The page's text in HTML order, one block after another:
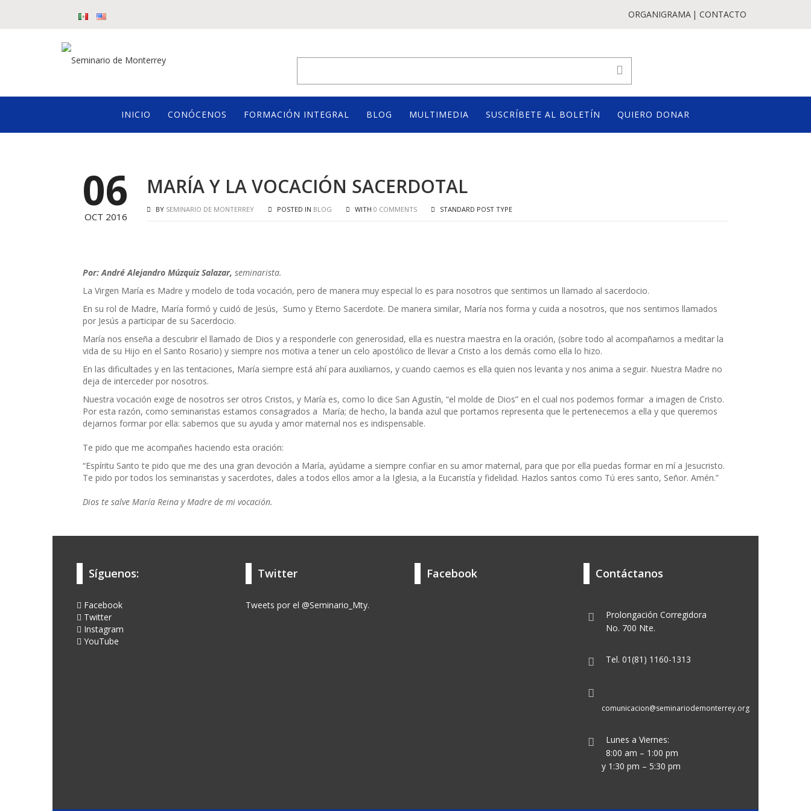
ORGANIGRAMA CONTACTO
INICIO CONÓCENOS FORMACIÓN INTEGRAL BLOG MULTIMEDIA SUSCRÍBETE AL BOLETÍN QUIERO DONAR
06
OCT 2016
MARÍA Y LA VOCACIÓN SACERDOTAL
BY SEMINARIO DE MONTERREY POSTED IN BLOG WITH 0 COMMENTS STANDARD POST TYPE
Por: André Alejandro Múzquiz Salazar, seminarista.
La Virgen María es Madre y modelo de toda vocación, pero de manera muy especial lo es para nosotros que sentimos un llamado al sacerdocio.
En su rol de Madre, María formó y cuidó de Jesús, Sumo y Eterno Sacerdote. De manera similar, María nos forma y cuida a nosotros, que nos sentimos llamados
por Jesús a participar de su Sacerdocio.
María nos enseña a descubrir el llamado de Dios y a responderle con generosidad, ella es nuestra maestra en la oración, (sobre todo al acompañarnos a meditar la
vida de su Hijo en el Santo Rosario) y siempre nos motiva a tener un celo apostólico de llevar a Cristo a los demás como ella lo hizo.
En las dificultades y en las tentaciones, María siempre está ahí para auxiliarnos, y cuando caemos es ella quien nos levanta y nos anima a seguir. Nuestra Madre no
deja de interceder por nosotros.
Nuestra vocación exige de nosotros ser otros Cristos, y María es, como lo dice San Agustín, “el molde de Dios” en el cual nos podemos formar a imagen de Cristo.
Por esta razón, como seminaristas estamos consagrados a María; de hecho, la banda azul que portamos representa que le pertenecemos a ella y que queremos
dejarnos formar por ella: sabemos que su ayuda y amor maternal nos es indispensable.
Te pido que me acompañes haciendo esta oración:
“Espíritu Santo te pido que me des una gran devoción a María, ayúdame a siempre confiar en su amor maternal, para que por ella puedas formar en mí a Jesucristo.
Te pido por todos los seminaristas y sacerdotes, dales a todos ellos amor a la Iglesia, a la Eucaristía y fidelidad. Hazlos santos como Tú eres santo, Señor. Amén.”
Dios te salve María Reina y Madre de mi vocación.
Síguenos:
Facebook
Twitter
Instagram
YouTube
Twitter
Tweets por el @Seminario_Mty.
Facebook Contáctanos
Prolongación Corregidora
No. 700 Nte.
Tel. 01(81) 1160-1313
comunicacion@seminariodemonterrey.org
Lunes a Viernes:
8:00 am – 1:00 pm
y 1:30 pm – 5:30 pm